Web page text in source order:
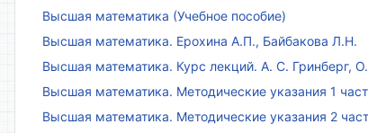
Высшая математика (Учебное пособие)
Высшая математика. Ерохина А.П., Байбакова Л.Н.
Высшая математика. Курс лекций. А. С. Гринберг,
Высшая математика. Методические указания 1
Высшая математика. Методические указания 2